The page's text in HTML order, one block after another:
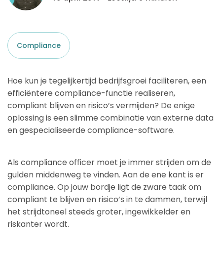
Compliance
Hoe kun je tegelijkertijd bedrijfsgroei faciliteren, een
efficiëntere compliance-functie realiseren,
compliant blijven en risico’s vermijden? De enige
oplossing is een slimme combinatie van externe data
en gespecialiseerde compliance-software.
Als compliance officer moet je immer strijden om de
gulden middenweg te vinden. Aan de ene kant is er
compliance. Op jouw bordje ligt de zware taak om
compliant te blijven en risico’s in te dammen, terwijl
het strijdtoneel steeds groter, ingewikkelder en
riskanter wordt.